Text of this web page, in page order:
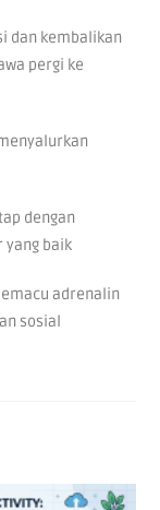
dan kembalikan
pergi ke
dengan
yang baik
adrenalin
sosial